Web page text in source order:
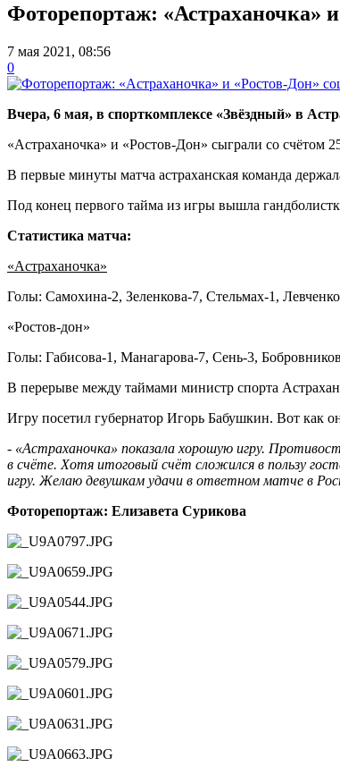
Фоторепортаж: «Астраханочка»
7 мая 2021, 08:56
0
Вчера, 6 мая, в спорткомплексе «Звёздный» в
«Астраханочка» и «Ростов-Дон» сыграли со счётом
В первые минуты матча астраханская команда
Под конец первого тайма из игры вышла
Статистика матча:
«Астраханочка»
Голы: Самохина-2, Зеленкова-7, Стельмах-1,
«Ростов-дон»
Голы: Габисова-1, Манагарова-7, Сень-3,
В перерыве между таймами министр спорта
Игру посетил губернатор Игорь Бабушкин. Вот как
- «Астраханочка» показала хорошую игру.
в счёте. Хотя итоговый счёт сложился в пользу
игру. Желаю девушкам удачи в ответном матче в
Фоторепортаж: Елизавета Сурикова